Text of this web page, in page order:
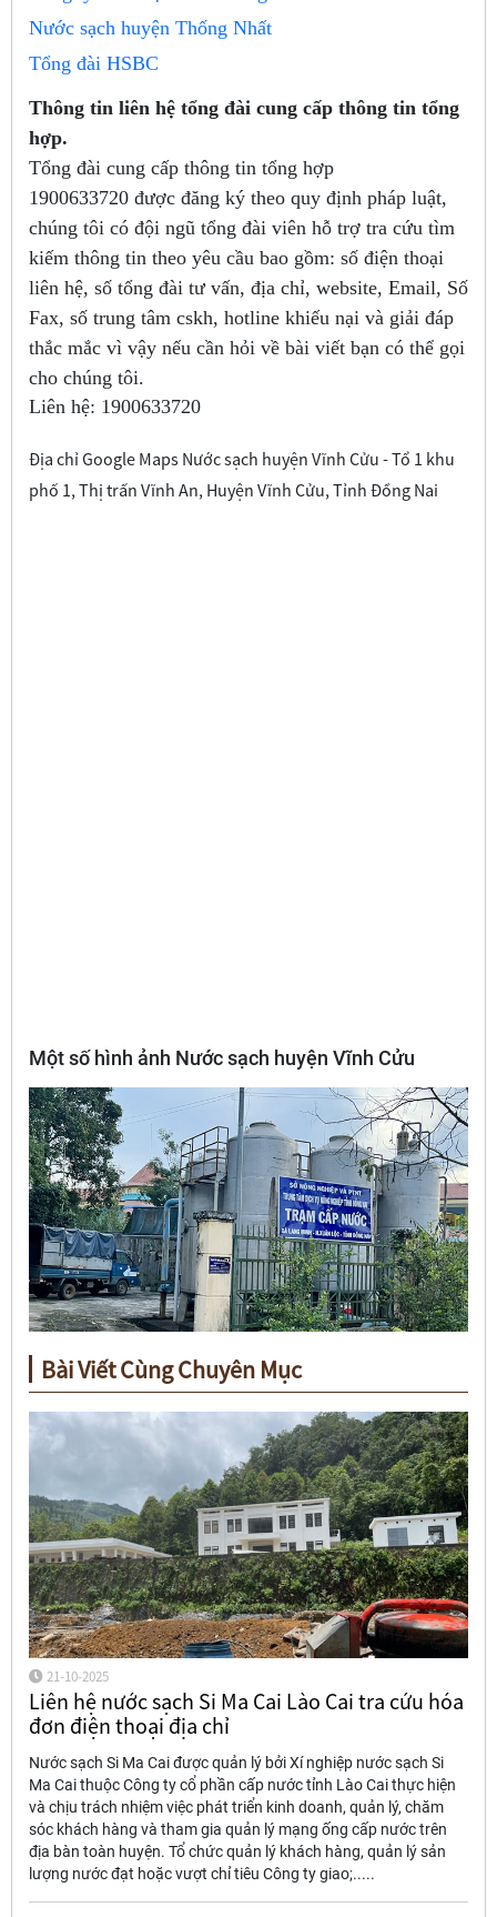
Nước sạch huyện Thống Nhất
Tổng đài HSBC
Thông tin liên hệ tổng đài cung cấp thông tin tổng
hợp.
Tổng đài cung cấp thông tin tổng hợp
1900633720 được đăng ký theo quy định pháp luật,
chúng tôi có đội ngũ tổng đài viên hỗ trợ tra cứu tìm
kiếm thông tin theo yêu cầu bao gồm: số điện thoại
liên hệ, số tổng đài tư vấn, địa chỉ, website, Email, Số
Fax, số trung tâm cskh, hotline khiếu nại và giải đáp
thắc mắc vì vậy nếu cần hỏi về bài viết bạn có thể gọi
cho chúng tôi.
Liên hệ: 1900633720
Địa chỉ Google Maps Nước sạch huyện Vĩnh Cửu - Tổ 1 khu
phố 1, Thị trấn Vĩnh An, Huyện Vĩnh Cửu, Tỉnh Đồng Nai
Một số hình ảnh Nước sạch huyện Vĩnh Cửu
Bài Viết Cùng Chuyên Mục
21-10-2025
Liên hệ nước sạch Si Ma Cai Lào Cai tra cứu hóa
đơn điện thoại địa chỉ
Nước sạch Si Ma Cai được quản lý bởi Xí nghiệp nước sạch Si
Ma Cai thuộc Công ty cổ phần cấp nước tỉnh Lào Cai thực hiện
và chịu trách nhiệm việc phát triển kinh doanh, quản lý, chăm
sóc khách hàng và tham gia quản lý mạng ống cấp nước trên
địa bàn toàn huyện. Tổ chức quản lý khách hàng, quản lý sản
lượng nước đạt hoặc vượt chỉ tiêu Công ty giao;.....